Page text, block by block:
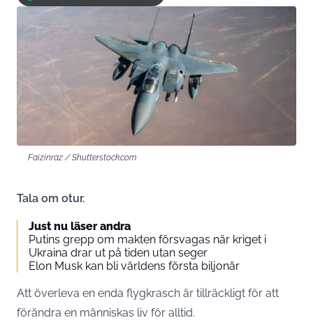
Faizinraz / Shutterstock.com
Tala om otur.
Just nu läser andra
Putins grepp om makten försvagas när kriget i
Ukraina drar ut på tiden utan seger
Elon Musk kan bli världens första biljonär
Att överleva en enda flygkrasch är tillräckligt för att
förändra en människas liv för alltid.